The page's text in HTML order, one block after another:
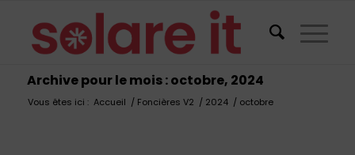
Archive pour le mois : octobre, 2024
Vous êtes ici : Accueil / Foncières V2 / 2024 / octobre